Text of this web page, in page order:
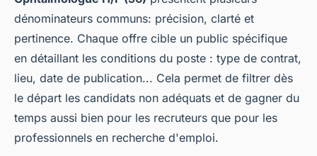
dénominateurs communs: précision, clarté et
pertinence. Chaque offre cible un public spécifique
en détaillant les conditions du poste : type de contrat,
lieu, date de publication... Cela permet de filtrer dès
le départ les candidats non adéquats et de gagner du
temps aussi bien pour les recruteurs que pour les
professionnels en recherche d'emploi.